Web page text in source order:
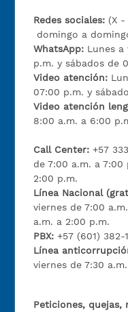
Redes sociales: (X -
domingo a
WhatsApp: Lunes a
p.m. y sábados de
Video atención:
07:00 p.m. y
Video atención
8:00 a.m. a 6:00
Call Center:+57
de 7:00 a.m. a
2:00 p.m.
Línea Nacional
viernes de 7:00
a.m. a 2:00 p.m.
PBX:+57 (601) 382-
Línea
viernes de 7:30
Peticiones, quejas,